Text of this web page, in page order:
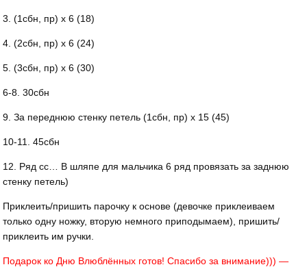
3. (1сбн, пр) х 6 (18)
4. (2сбн, пр) х 6 (24)
5. (3сбн, пр) х 6 (30)
6-8. 30сбн
9. За переднюю стенку петель (1сбн, пр) х 15 (45)
10-11. 45сбн
12. Ряд сс… В шляпе для мальчика 6 ряд провязать за заднюю
стенку петель)
Приклеить/пришить парочку к основе (девочке приклеиваем
только одну ножку, вторую немного приподымаем), пришить/
приклеить им ручки.
Подарок ко Дню Влюблённых готов!Спасибо за внимание))) —